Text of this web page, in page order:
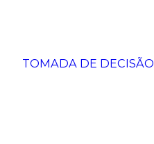
TOMADA DE DECISÃO